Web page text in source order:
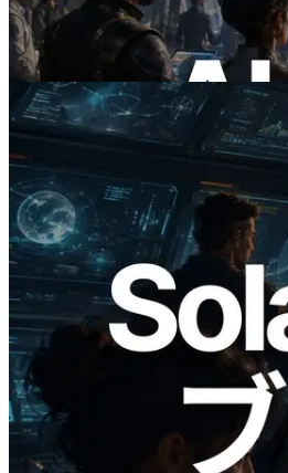
にその場で支払う時代
この記事を読む
2026.05.24
Validators Solutions、
ナライザーを公開 —
ク生成時間と担当バ